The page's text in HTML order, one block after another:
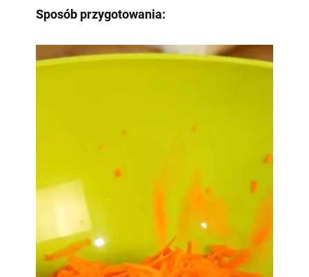
Sposób przygotowania: